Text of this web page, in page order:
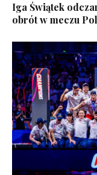
Iga Świątek
obrót w meczu